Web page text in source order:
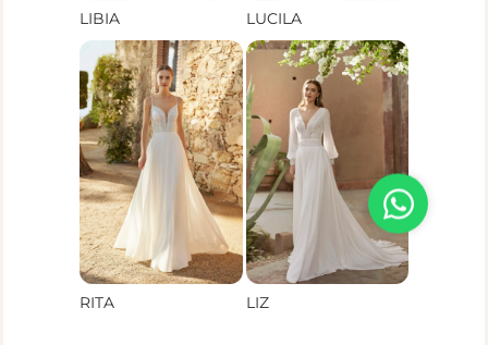
LIBIA LUCILA
RITA LIZ